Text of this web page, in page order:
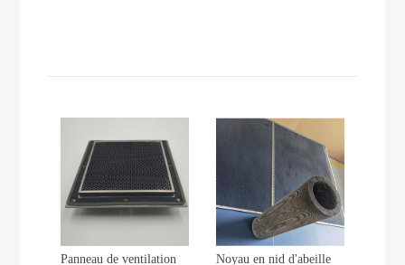
Panneau de ventilation
Noyau en nid d'abeille